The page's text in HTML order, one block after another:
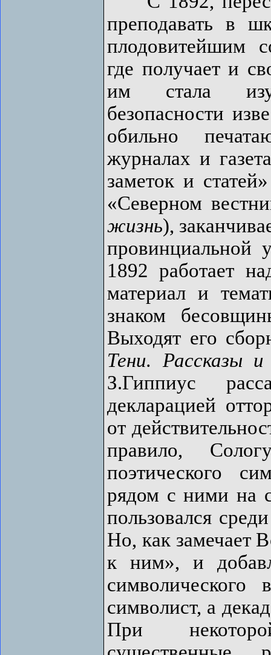
преподавать в
плодовитейшим
где получает и
им стала
безопасности
обильно
журналах и
заметок и
«Северном
жизнь),
провинциальной
1892 работает
материал и
знаком
Выходят его
Тени. Рассказы
З.Гиппиус
декларацией
от
правило,
поэтического
рядом с ними на
пользовался
Но, как замечает
к ним», и
символист, а
При